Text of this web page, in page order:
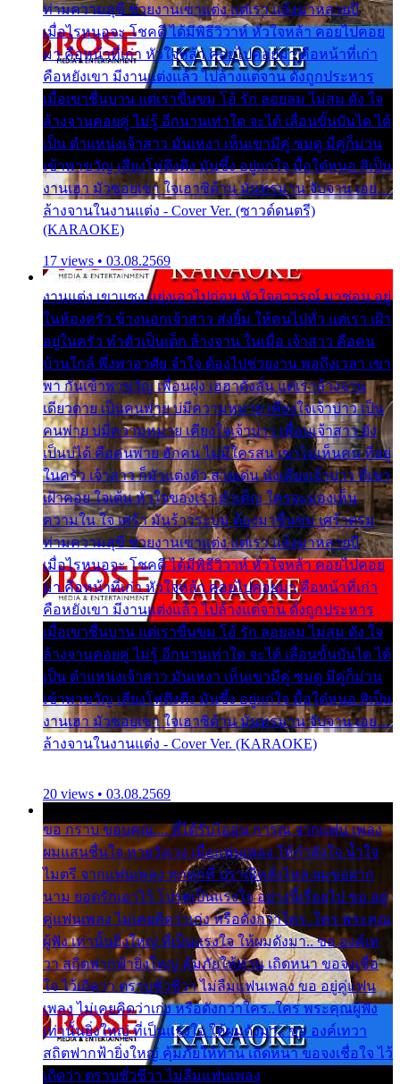
ท่ามความสุขี ช่วยงานเขาแต่ง แต่เรา แล้งมาหลายปี
เมื่อไรหนอจะ โชคดี ได้มีพิธีวิวาห์ หัวใจหล้า คอยไปคอย
มา คือหน้าที่เก่า หัวใจหล้า คอยไปคอยมา คือหน้าที่เก่า
คือหยังเขา มีงานแต่งแล้ว ไปล้างแต่จาน ดั่งถูกประหาร
เมื่อเขาชื่นบาน แต่เราขื่นขม โอ้ รัก ลอยลม ไม่สม ดัง ใจ
ล้างจานคอยคู่ ไม่รู้ อีกนานเท่าใด จะได้ เลื่อนขั้นบันได ได้
เป็น ตำแหน่งเจ้าสาว มันเหงา เห็นเขามีคู่ ซมดู มีคู่ก็ม่วน
เข้าพาขวัญ เสียงโห่ตึงตึง มันซึ้ง อยู่แก่ใจ มื้อใด๋หนอ สิเป็น
งานเฮา มัวซอยเขา ใจเฮาซิด้าน มันทรมาน จับจาน เอย…
ล้างจานในงานแต่ง - Cover Ver. (ซาวด์ดนตรี)
(KARAOKE)
17 views • 03.08.2569
งานแต่ง เขาแซง แย่งเอาไปก่อน หัวใจอาวรณ์ มาซ่อน อยู่
ในห้องครัว ข้างนอกเจ้าสาว ส่งยิ้ม ให้คนไปทั่ว แต่เรา เฝ้า
อยู่ในครัว ทำตัวเป็นเด็ก ล้างจาน ในเมื่อ เจ้าสาว คือคน
บ้านใกล้ พึ่งพาอาศัย จำใจ ต้องไปช่วยงาน พอถึงเวลา เขา
พา กันเข้าพาขวัญ เพื่อนฝูง เฮฮาดังลั่น แต่เราล้างจาน
เดียวดาย เป็นคนพ่าย บ่มีความหมาย เคียงใจเจ้าบ่าว เป็น
คนพ่าย บ่มีความหมาย เคียงใจเจ้าบ่าว เพื่อนเจ้าสาว ยัง
เป็นบ่ได้ คือคนพ่าย ฮักคน ไม่มีใครสน เขาไม่เห็นคน ที่อยู่
ในครัว เจ้าสาว ก็มัวแต่งตัว สวยเด่น นั่งเคียงเจ้าบ่าว ที่เขา
เฝ้าคอย ใจเต้น หัวใจของเรา ลำเค็ญ ใครจะมองเห็น
ความใน ใจ เศร้า มันร้าวระบม ต้องมาขื่นขม เศร้าตรม
ท่ามความสุขี ช่วยงานเขาแต่ง แต่เรา แล้งมาหลายปี
เมื่อไรหนอจะ โชคดี ได้มีพิธีวิวาห์ หัวใจหล้า คอยไปคอย
มา คือหน้าที่เก่า หัวใจหล้า คอยไปคอยมา คือหน้าที่เก่า
คือหยังเขา มีงานแต่งแล้ว ไปล้างแต่จาน ดั่งถูกประหาร
เมื่อเขาชื่นบาน แต่เราขื่นขม โอ้ รัก ลอยลม ไม่สม ดัง ใจ
ล้างจานคอยคู่ ไม่รู้ อีกนานเท่าใด จะได้ เลื่อนขั้นบันได ได้
เป็น ตำแหน่งเจ้าสาว มันเหงา เห็นเขามีคู่ ซมดู มีคู่ก็ม่วน
เข้าพาขวัญ เสียงโห่ตึงตึง มันซึ้ง อยู่แก่ใจ มื้อใด๋หนอ สิเป็น
งานเฮา มัวซอยเขา ใจเฮาซิด้าน มันทรมาน จับจาน เอย…
ล้างจานในงานแต่ง - Cover Ver. (KARAOKE)
20 views • 03.08.2569
ขอ กราบ ขอบคุณ.... ที่ได้รับไออุ่น การุณ จากแฟน เพลง
ผมแสนชื่นใจ หายวังเวง เมื่อแฟนเพลง ให้กำลังใจ น้ำใจ
ไมตรี จากแฟนเพลง ทุกทุกที่ ปราณีหลั่งไหล ผมขอฝาก
นาม ยอดรักเอาไว้ โปรดเป็นแรงใจ อย่างนี้เรื่อยไป ขอ อยู่
คู่แฟนเพลง ไม่เคยคิดว่าเก่ง หรือดังกว่าใคร..ใคร พระคุณ
ผู้ฟัง เท่านั้นยิ่งใหญ่ ที่เป็นแรงใจ ให้ผมดังมา.. ขอ องค์เท
วา สถิตฟากฟ้ายิ่งใหญ่ คุ้มภัยให้ท่าน เถิดหนา ขอจงเชื่อ
ใจ ไว้เถิดว่า ตราบชั่วชีวา ไม่ลืมแฟนเพลง ขอ อยู่คู่แฟน
เพลง ไม่เคยคิดว่าเก่ง หรือดังกว่าใคร..ใคร พระคุณผู้ฟัง
เท่านั้นยิ่งใหญ่ ที่เป็นแรงใจ ให้ผมดังมา.. ขอ องค์เทวา
สถิตฟากฟ้ายิ่งใหญ่ คุ้มภัยให้ท่าน เถิดหนา ขอจงเชื่อใจ ไว้
เถิดว่า ตราบชั่วชีวา ไม่ลืมแฟนเพลง